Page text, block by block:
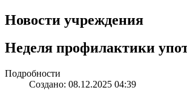
Новости учреждения
Неделя профилактики
Подробности
Создано: 08.12.2025 04:39